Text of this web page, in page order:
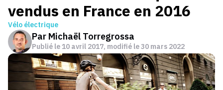
vendus en France en 2016
Vélo électrique
Par Michaël Torregrossa
Publié le10 avril 2017, modifié le 30 mars 2022